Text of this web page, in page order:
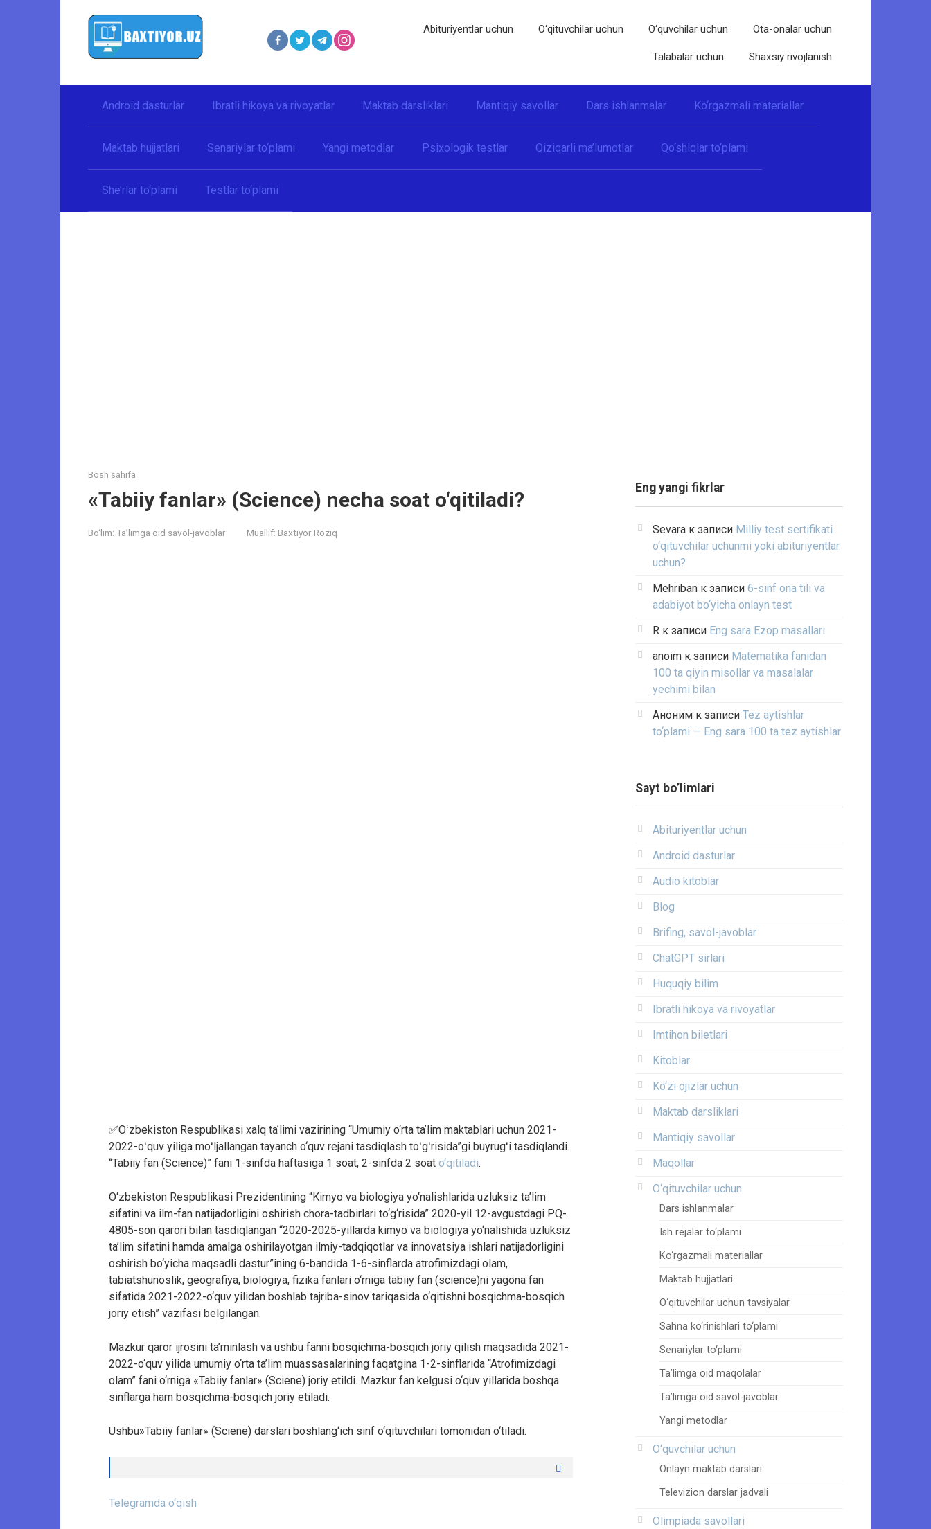
Abituriyentlar uchun O‘qituvchilar uchun O‘quvchilar uchun Ota-onalar uchun
Talabalar uchun Shaxsiy rivojlanish
Android dasturlar Ibratli hikoya va rivoyatlar Maktab darsliklari Mantiqiy savollar Dars ishlanmalar Ko‘rgazmali materiallar
Maktab hujjatlari Senariylar to‘plami Yangi metodlar Psixologik testlar Qiziqarli ma’lumotlar Qo‘shiqlar to‘plami
She’rlar to‘plami Testlar to‘plami
Bosh sahifa
«Tabiiy fanlar» (Science) necha soat o‘qitiladi?
Bo‘lim: Ta’limga oid savol-javoblar Muallif: Baxtiyor Roziq
✅Oʻzbekiston Respublikasi xalq taʼlimi vazirining “Umumiy o‘rta taʼlim maktablari uchun 2021-
2022-oʻquv yiliga moʻljallangan tayanch o‘quv rejani tasdiqlash toʻgʻrisida”gi buyrugʻi tasdiqlandi.
“Tabiiy fan (Science)” fani 1-sinfda haftasiga 1 soat, 2-sinfda 2 soat o‘qitiladi.
O‘zbekiston Respublikasi Prezidentining “Kimyo va biologiya yo‘nalishlarida uzluksiz ta’lim
sifatini va ilm-fan natijadorligini oshirish chora-tadbirlari to‘g‘risida” 2020-yil 12-avgustdagi PQ-
4805-son qarori bilan tasdiqlangan “2020-2025-yillarda kimyo va biologiya yo‘nalishida uzluksiz
ta’lim sifatini hamda amalga oshirilayotgan ilmiy-tadqiqotlar va innovatsiya ishlari natijadorligini
oshirish bo‘yicha maqsadli dastur”ining 6-bandida 1-6-sinflarda atrofimizdagi olam,
tabiatshunoslik, geografiya, biologiya, fizika fanlari o‘rniga tabiiy fan (science)ni yagona fan
sifatida 2021-2022-o‘quv yilidan boshlab tajriba-sinov tariqasida o‘qitishni bosqichma-bosqich
joriy etish” vazifasi belgilangan.
Mazkur qaror ijrosini ta’minlash va ushbu fanni bosqichma-bosqich joriy qilish maqsadida 2021-
2022-o‘quv yilida umumiy o‘rta ta’lim muassasalarining faqatgina 1-2-sinflarida “Atrofimizdagi
olam” fani o‘rniga «Tabiiy fanlar» (Sciene) joriy etildi. Mazkur fan kelgusi o‘quv yillarida boshqa
sinflarga ham bosqichma-bosqich joriy etiladi.
Ushbu»Tabiiy fanlar» (Sciene) darslari boshlang‘ich sinf o‘qituvchilari tomonidan o‘tiladi.
Telegramda o‘qish
Eng yangi fikrlar
Sevara к записи Milliy test sertifikati
o‘qituvchilar uchunmi yoki abituriyentlar
uchun?
Mehriban к записи 6-sinf ona tili va
adabiyot bo‘yicha onlayn test
R к записи Eng sara Ezop masallari
anoim к записи Matematika fanidan
100 ta qiyin misollar va masalalar
yechimi bilan
Аноним к записи Tez aytishlar
to‘plami — Eng sara 100 ta tez aytishlar
Sayt bo’limlari
Abituriyentlar uchun
Android dasturlar
Audio kitoblar
Blog
Brifing, savol-javoblar
ChatGPT sirlari
Huquqiy bilim
Ibratli hikoya va rivoyatlar
Imtihon biletlari
Kitoblar
Ko‘zi ojizlar uchun
Maktab darsliklari
Mantiqiy savollar
Maqollar
O‘qituvchilar uchun
Dars ishlanmalar
Ish rejalar to‘plami
Ko‘rgazmali materiallar
Maktab hujjatlari
O‘qituvchilar uchun tavsiyalar
Sahna ko‘rinishlari to‘plami
Senariylar to‘plami
Ta’limga oid maqolalar
Ta’limga oid savol-javoblar
Yangi metodlar
O‘quvchilar uchun
Onlayn maktab darslari
Televizion darslar jadvali
Olimpiada savollari